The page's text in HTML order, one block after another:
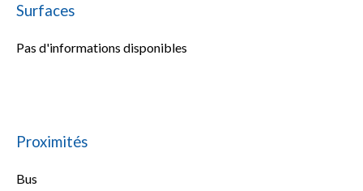
Surfaces
Pas d'informations disponibles
Proximités
Bus